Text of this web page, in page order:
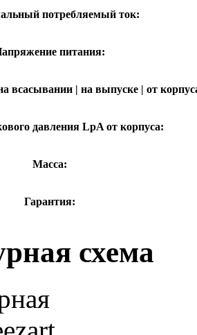
потребляемый ток:
питания:
всасывании | на выпуске | от
давления LpA от корпуса:
Масса:
Гарантия:
схема